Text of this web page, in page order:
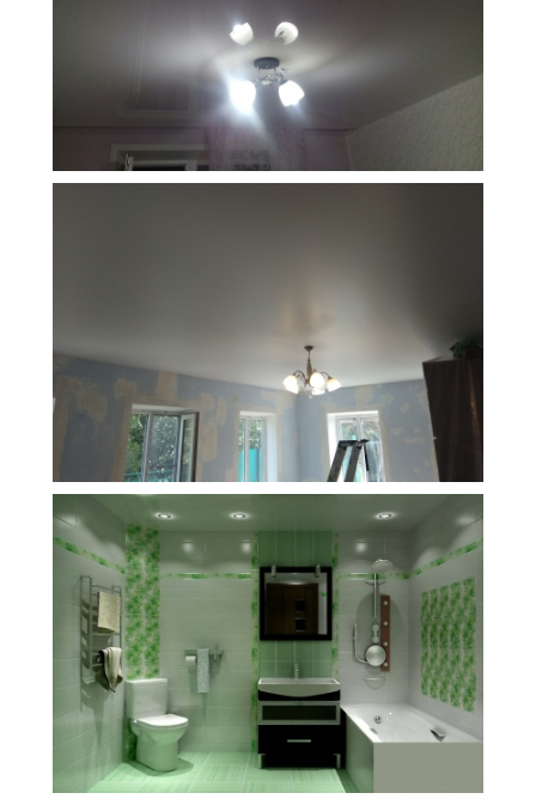
Площадь 11 м Стоимость
Площадь 19 м2 Стоимость 9 000 руб.
Площадь Стоимость 5 500 руб.